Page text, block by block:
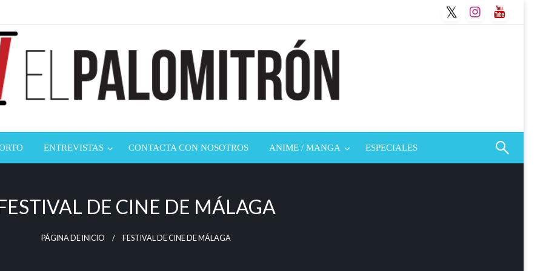
ENTREVISTAS CONTACTA CON NOSOTROS ANIME / MANGA ESPECIALES
DE CINE DE MÁLAGA
PÁGINA DE INICIO FESTIVAL DE CINE DE MÁLAGA